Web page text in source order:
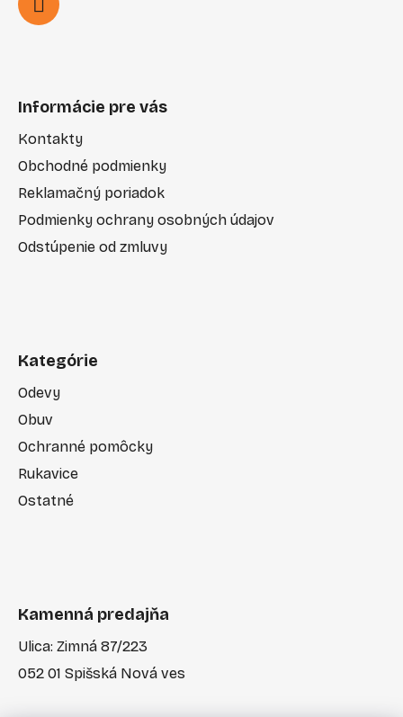
Informácie pre vás
Kontakty
Obchodné podmienky
Reklamačný poriadok
Podmienky ochrany osobných údajov
Odstúpenie od zmluvy
Kategórie
Odevy
Obuv
Ochranné pomôcky
Rukavice
Ostatné
Kamenná predajňa
Ulica: Zimná 87/223
052 01 Spišská Nová ves